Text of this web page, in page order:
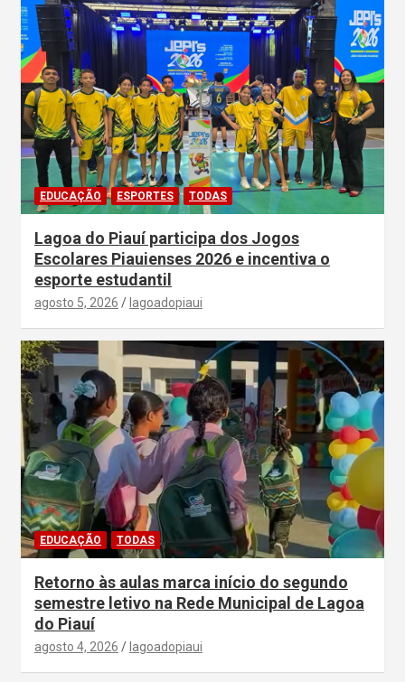
EDUCAÇÃO ESPORTES TODAS
Lagoa do Piauí participa dos Jogos
Escolares Piauienses 2026 e incentiva o
esporte estudantil
agosto 5, 2026 lagoadopiaui
EDUCAÇÃO TODAS
Retorno às aulas marca início do segundo
semestre letivo na Rede Municipal de Lagoa
do Piauí
agosto 4, 2026 lagoadopiaui